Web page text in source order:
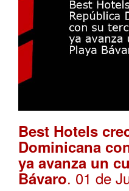
Best Hotels
Dominicana
ya avanza un
Bávaro. 01 de